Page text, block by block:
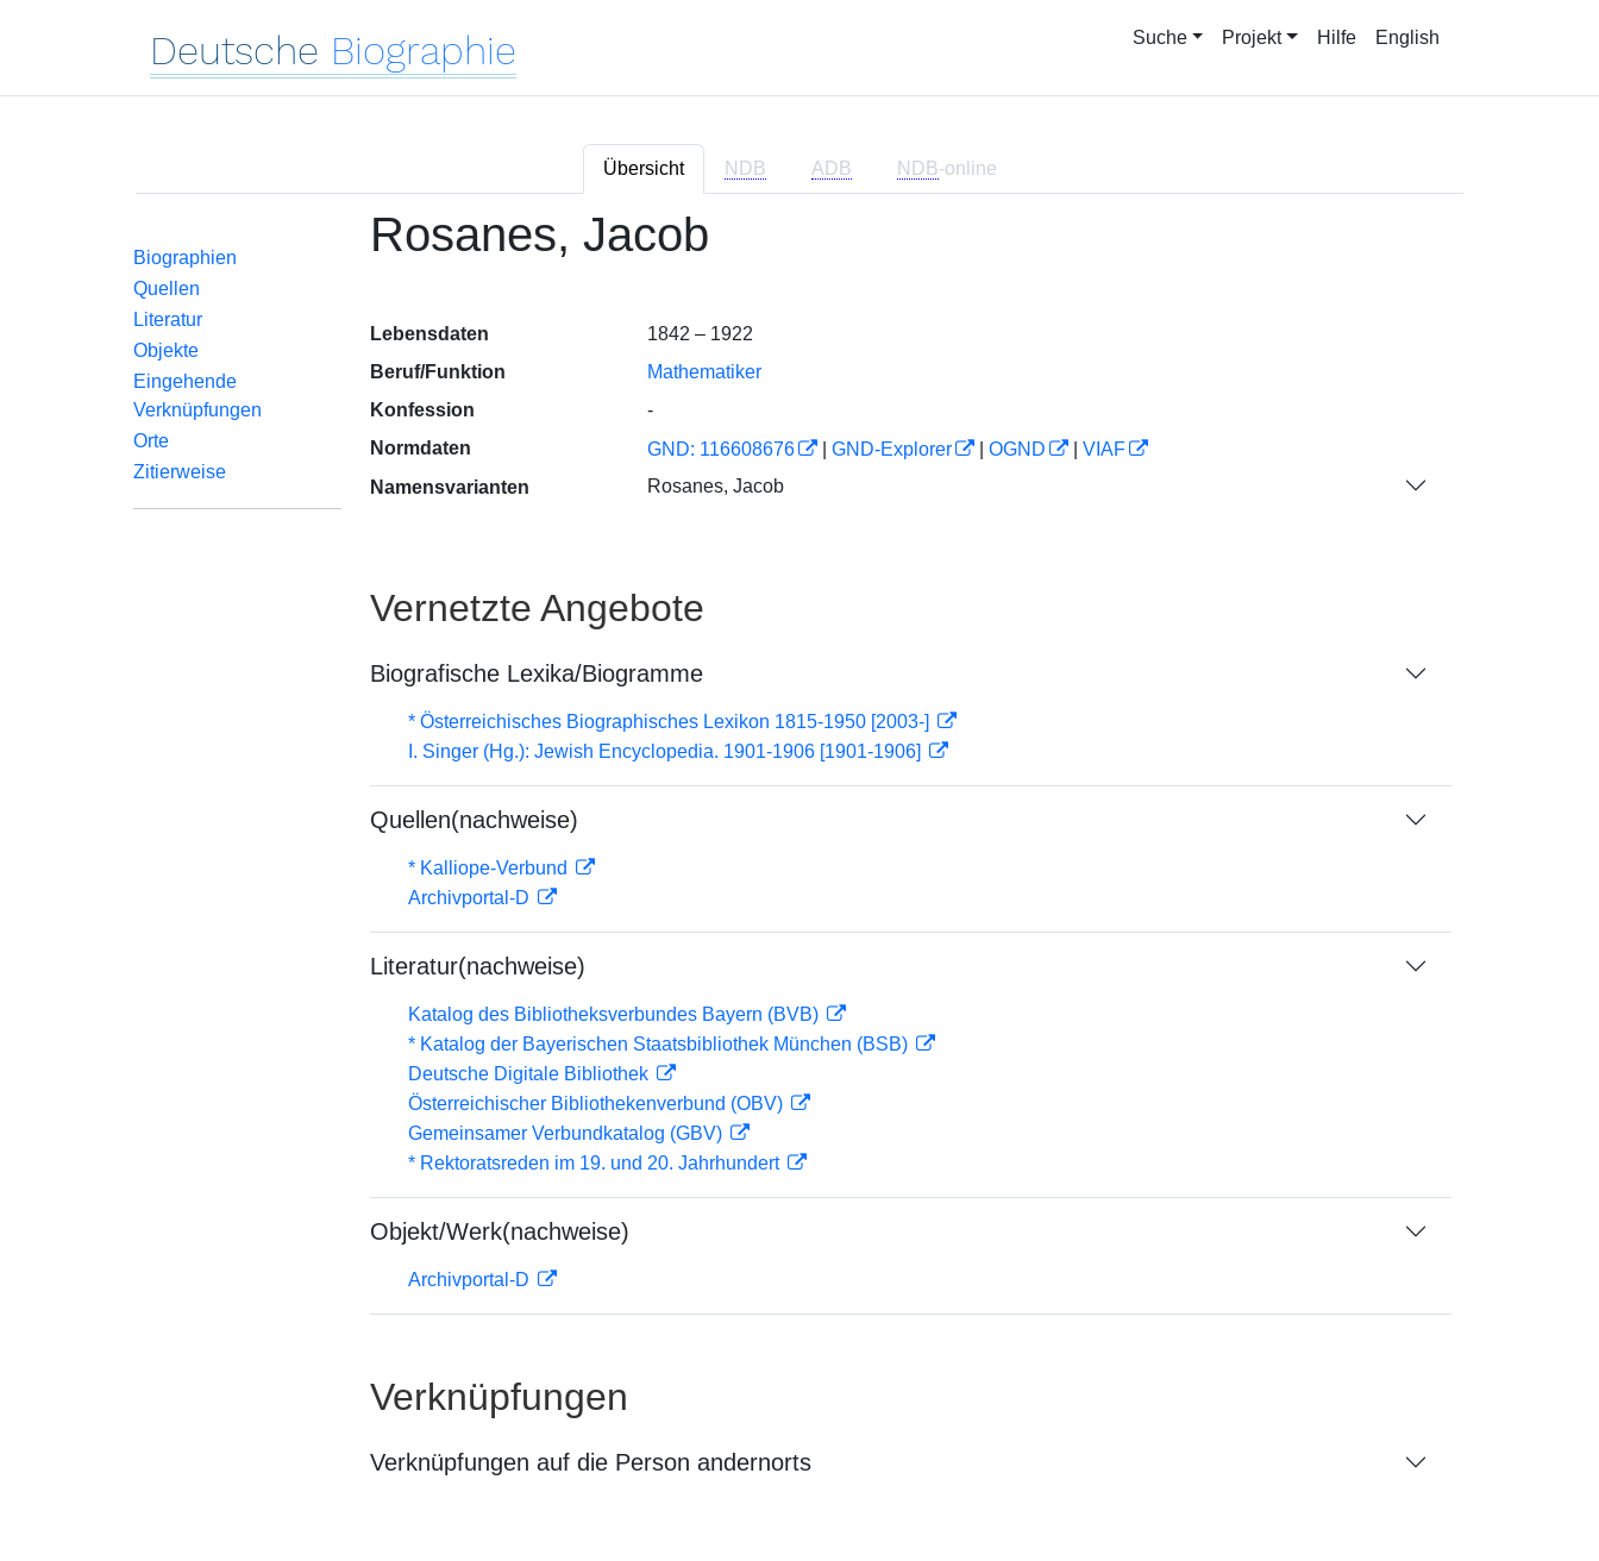
Deutsche Biographie Suche Projekt Hilfe English
Übersicht NDB ADB NDB-online
Biographien
Quellen
Literatur
Objekte
Eingehende
Verknüpfungen
Orte
Zitierweise
Rosanes, Jacob
Lebensdaten
1842 – 1922
Beruf/Funktion
Mathematiker
Konfession
-
Normdaten
GND: 116608676 GND-Explorer OGND
VIAF
Namensvarianten
Rosanes, Jacob
Vernetzte Angebote
Biografische Lexika/Biogramme
* Österreichisches Biographisches Lexikon 1815-1950 [2003-]
I. Singer (Hg.): Jewish Encyclopedia. 1901-1906 [1901-1906]
Quellen(nachweise)
* Kalliope-Verbund
Archivportal-D
Literatur(nachweise)
Katalog des Bibliotheksverbundes Bayern (BVB)
* Katalog der Bayerischen Staatsbibliothek München (BSB)
Deutsche Digitale Bibliothek
Österreichischer Bibliothekenverbund (OBV)
Gemeinsamer Verbundkatalog (GBV)
* Rektoratsreden im 19. und 20. Jahrhundert
Objekt/Werk(nachweise)
Archivportal-D
Verknüpfungen
Verknüpfungen auf die Person andernorts